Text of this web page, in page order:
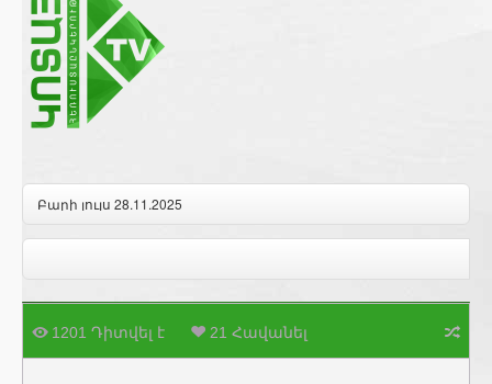
Բարի լույս 28.11.2025
1201 Դիտվել է 21 Հավանել